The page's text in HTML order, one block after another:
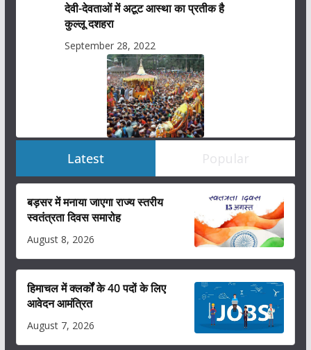
देवी-देवताओं में अटूट आस्था का प्रतीक है
कुल्लू दशहरा
September 28, 2022
Latest Popular
बड़सर में मनाया जाएगा राज्य स्तरीय
स्वतंत्रता दिवस समारोह
August 8, 2026
हिमाचल में क्लर्कों के 40 पदों के लिए
आवेदन आमंत्रित
August 7, 2026